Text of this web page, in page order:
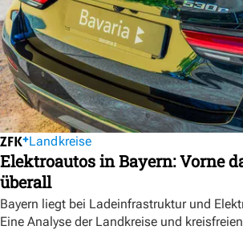
Landkreise
Elektroautos in Bayern: Vorne
überall
Bayern liegt bei Ladeinfrastruktur und
Eine Analyse der Landkreise und